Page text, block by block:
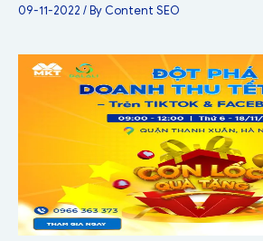
09-11-2022 / By Content SEO